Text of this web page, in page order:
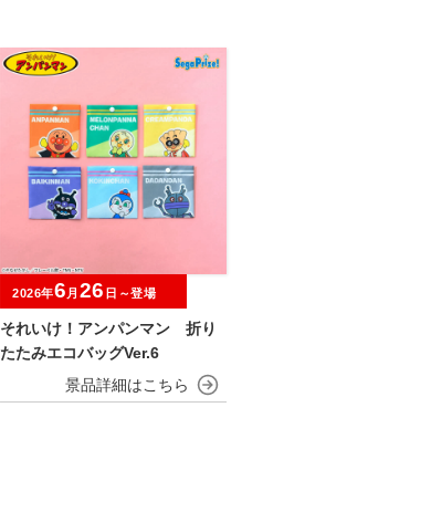
それいけ！アンパンマン 折り
たたみエコバッグVer.6
2026年6 月 26 日～登場